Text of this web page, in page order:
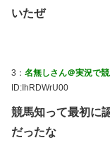
いたぜ
3： 名無しさん＠実況で
ID:IhRDWrU00
競馬知って最初に
だったな